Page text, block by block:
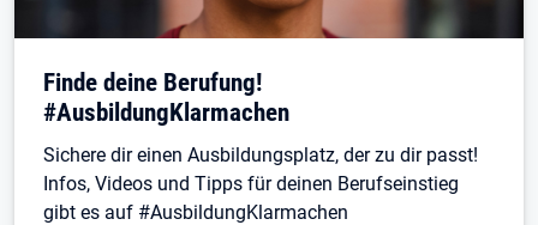
Finde deine Berufung!
#AusbildungKlarmachen
Sichere dir einen Ausbildungsplatz, der zu dir passt!
Infos, Videos und Tipps für deinen Berufseinstieg
gibt es auf #AusbildungKlarmachen